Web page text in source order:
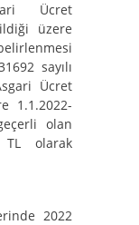
Ücret
üzere
sayılı
Ücret
1.1.2022-
olan
olarak
2022